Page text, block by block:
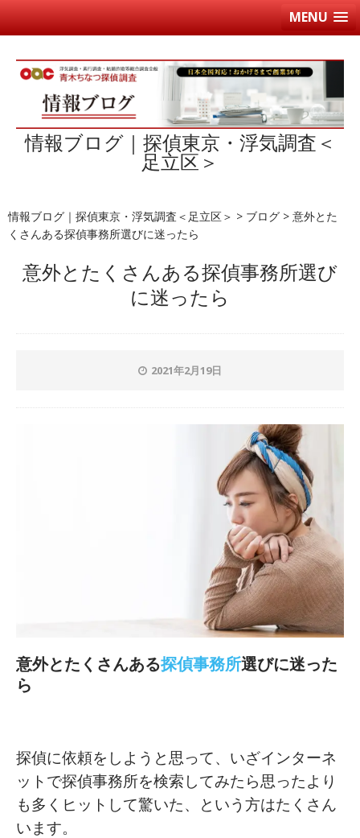
MENU
情報ブログ｜探偵東京・浮気調査＜
足立区＞
情報ブログ｜探偵東京・浮気調査＜足立区＞ > ブログ > 意外とた
くさんある探偵事務所選びに迷ったら
意外とたくさんある探偵事務所選び
に迷ったら
2021年2月19日
意外とたくさんある探偵事務所選びに迷った
ら
探偵に依頼をしようと思って、いざインターネ
ットで探偵事務所を検索してみたら思ったより
も多くヒットして驚いた、という方はたくさん
います。